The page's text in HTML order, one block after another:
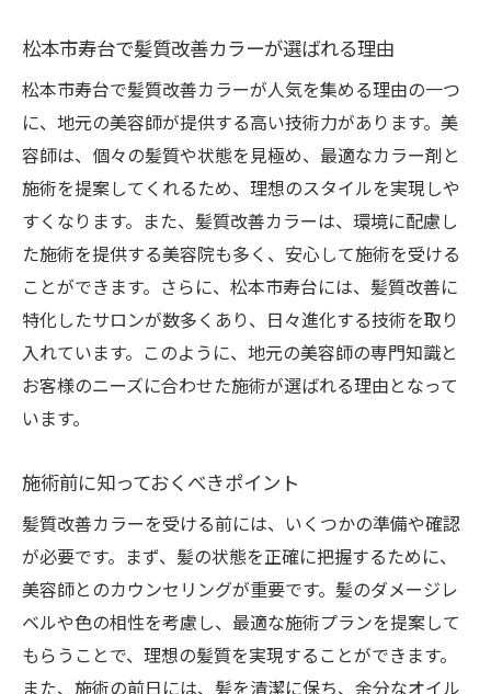
松本市寿台の美容師が提案するカラーメニ
ュー
髪質改善カラーで得られる長期的効果
実際の施術過程とその効果
美容師が語る成功事例と失敗を防ぐポイン
ト
トリートメント成分たっぷりの髪質改善カラー
で美髪を手に入れる方法
髪に優しいトリートメント成分の効果
カラーリングとトリートメントのベストな
組み合わせ
トリートメント成分を選ぶ際のポイント
髪質改善カラーとトリートメントの相乗効
果
持続する美髪のための習慣
松本市寿台で人気の髪質改善カラーその効果と
体験者の声
松本市寿台で髪質改善カラーが選ばれる理由
松本市寿台で髪質改善カラーが人気を集める理由の一つ
に、地元の美容師が提供する高い技術力があります。美
容師は、個々の髪質や状態を見極め、最適なカラー剤と
施術を提案してくれるため、理想のスタイルを実現しや
すくなります。また、髪質改善カラーは、環境に配慮し
た施術を提供する美容院も多く、安心して施術を受ける
ことができます。さらに、松本市寿台には、髪質改善に
特化したサロンが数多くあり、日々進化する技術を取り
入れています。このように、地元の美容師の専門知識と
お客様のニーズに合わせた施術が選ばれる理由となって
います。
施術前に知っておくべきポイント
髪質改善カラーを受ける前には、いくつかの準備や確認
が必要です。まず、髪の状態を正確に把握するために、
美容師とのカウンセリングが重要です。髪のダメージレ
ベルや色の相性を考慮し、最適な施術プランを提案して
もらうことで、理想の髪質を実現することができます。